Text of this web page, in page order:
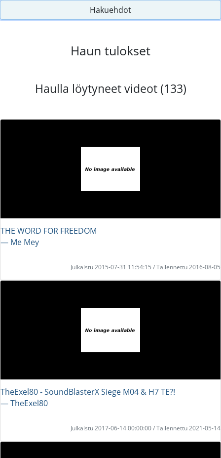
Hakuehdot
Haun tulokset
Haulla löytyneet videot (133)
THE WORD FOR FREEDOM
― Me Mey
Julkaistu 2015-07-31 11:54:15 / Tallennettu 2016-08-05
TheExel80 - SoundBlasterX Siege M04 & H7 TE?!
― TheExel80
Julkaistu 2017-06-14 00:00:00 / Tallennettu 2021-05-14